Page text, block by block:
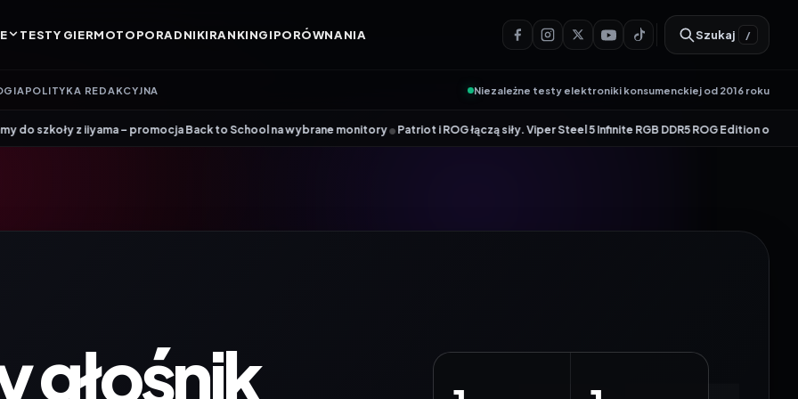
TESTY GIERMOTOPORADNIKIRANKINGIPORÓWNANIA Szukaj /
POLITYKA REDAKCYJNA Niezależne testy elektroniki konsumenckiej od 2016 roku
iiyama – promocja Back to School na wybrane monitory•Patriot i ROG łączą siły. Viper Steel 5 Infinite RGB DDR5 ROG Edition oferuje